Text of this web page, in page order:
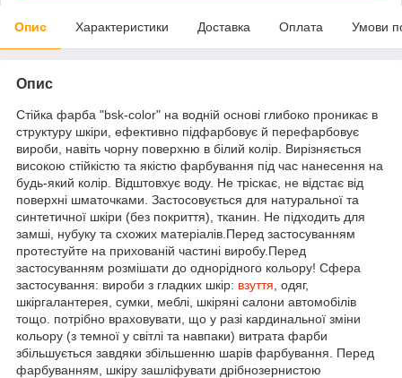
Опис Характеристики Доставка Оплата Умови
Опис
Стійка фарба "bsk-color" на водній основі глибоко проникає в
структуру шкіри, ефективно підфарбовує й перефарбовує
вироби, навіть чорну поверхню в білий колір. Вирізняється
високою стійкістю та якістю фарбування під час нанесення на
будь-який колір. Відштовхує воду. Не тріскає, не відстає від
поверхні шматочками. Застосовується для натуральної та
синтетичної шкіри (без покриття), тканин. Не підходить для
замші, нубуку та схожих матеріалів.Перед застосуванням
протестуйте на прихованій частині виробу.Перед
застосуванням розмішати до однорідного кольору! Сфера
застосування: вироби з гладких шкір: взуття , одяг,
шкіргалантерея, сумки, меблі, шкіряні салони автомобілів
тощо. потрібно враховувати, що у разі кардинальної зміни
кольору (з темної у світлі та навпаки) витрата фарби
збільшується завдяки збільшенню шарів фарбування. Перед
фарбуванням, шкіру зашліфувати дрібнозернистою